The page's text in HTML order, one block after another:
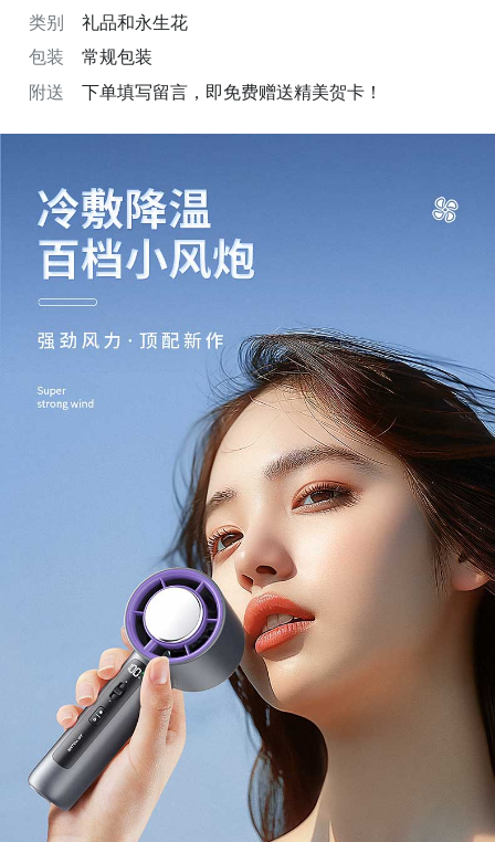
类别
礼品和永生花
包装
常规包装
附送
下单填写留言，即免费赠送精美贺卡！